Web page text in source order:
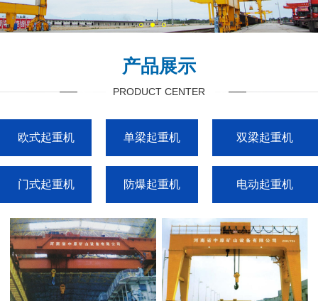
产品展示
PRODUCT CENTER
欧式起重机 单梁起重机 双梁起重机
门式起重机 防爆起重机 电动起重机